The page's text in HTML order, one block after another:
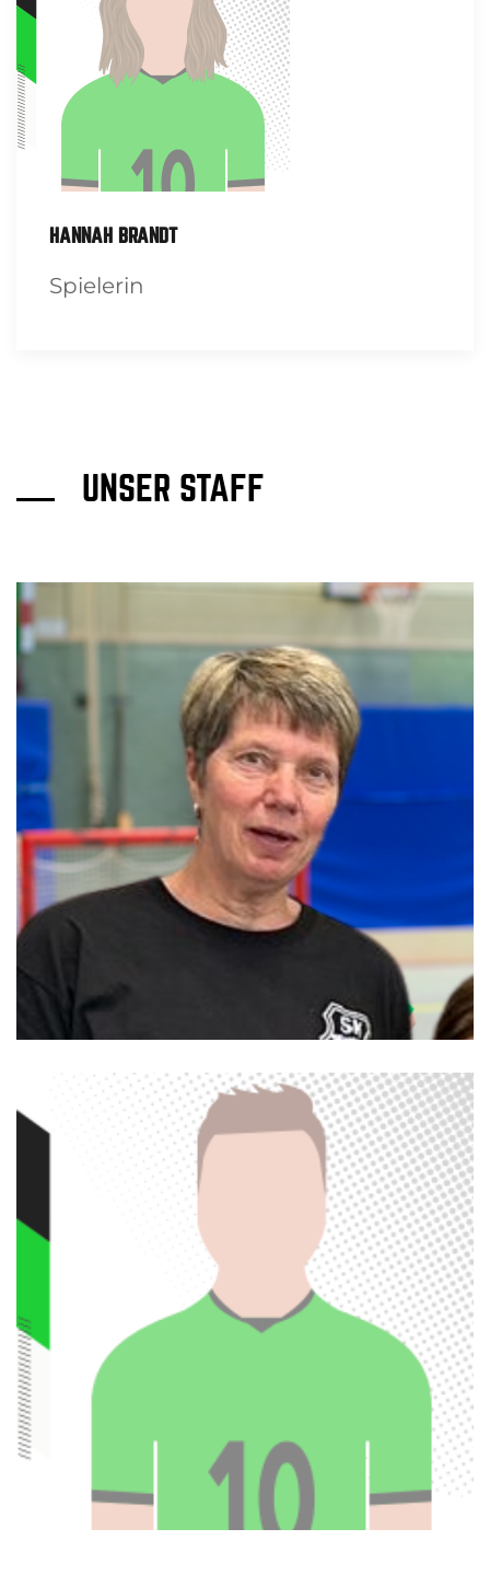
HANNAH BRANDT
Spielerin
UNSER STAFF